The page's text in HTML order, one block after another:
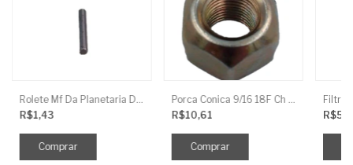
Rolete Mf Da Planetaria Da Red.Final
R$1,43
Porca Conica 9/16 18F Ch 7/8 Baldan
R$10,61